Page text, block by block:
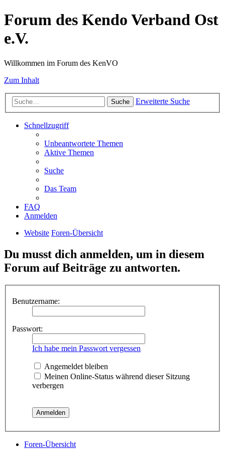
Forum des Kendo Verband Ost
e.V.
Willkommen im Forum des KenVO
Zum Inhalt
Suche Erweiterte Suche
Schnellzugriff
Unbeantwortete Themen
Aktive Themen
Suche
Das Team
FAQ
Anmelden
Website Foren-Übersicht
Du musst dich anmelden, um in diesem
Forum auf Beiträge zu antworten.
Benutzername:
Passwort:
Ich habe mein Passwort vergessen
Angemeldet bleiben
Meinen Online-Status während dieser Sitzung
verbergen
Foren-Übersicht